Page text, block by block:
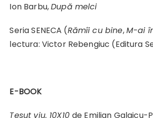
Ion Barbu,După melci
Seria SENECA (Rămîi cu bine,M-ai
lectura: Victor Rebengiuc (Editura
E-BOOK
Țesut viu. 10X10de Emilian Galaicu-